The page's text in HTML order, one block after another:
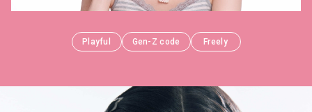
Playful Gen-Z code Freely